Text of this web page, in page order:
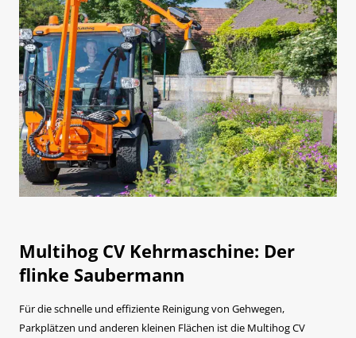
Multihog CV Kehrmaschine: Der
flinke Saubermann
Für die schnelle und effiziente Reinigung von Gehwegen,
Parkplätzen und anderen kleinen Flächen ist die Multihog CV